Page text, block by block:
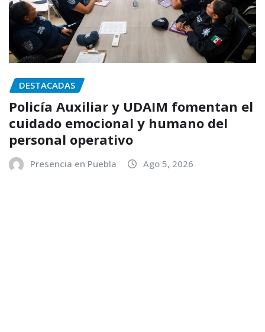
DESTACADAS
Policía Auxiliar y UDAIM fomentan el
cuidado emocional y humano del
personal operativo
Presencia en Puebla Ago 5, 2026